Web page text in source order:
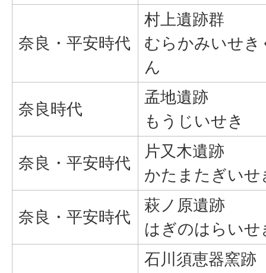
奈良・平安時代
村上遺跡群
むらかみいせき
ん
奈良時代
孟地遺跡
もうじいせき
奈良・平安時代
片又木遺跡
かたまたぎいせ
奈良・平安時代
萩ノ原遺跡
はぎのはらいせ
石川須恵器窯跡